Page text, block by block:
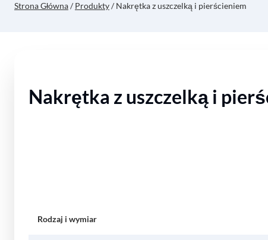
Strona Główna/ Produkty/ Nakrętka z uszczelką i pierścieniem
Nakrętka z uszczelką i
Rodzaj i wymiar